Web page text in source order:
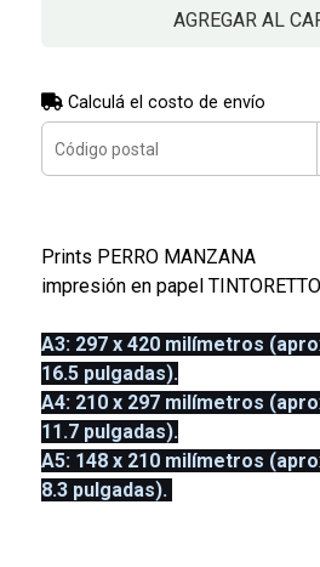
AGREGAR AL
Calculá el costo de envío
Prints PERRO MANZANA
impresión en papel
A3: 297 x 420 milímetros
16.5 pulgadas).
A4: 210 x 297 milímetros
11.7 pulgadas).
A5: 148 x 210 milímetros
8.3 pulgadas).